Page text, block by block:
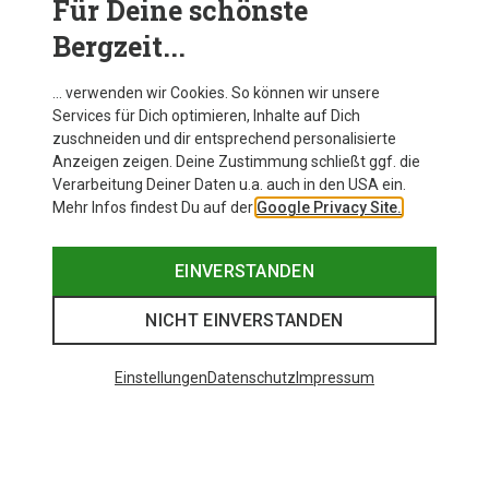
Zur Produktseite
Für Deine schönste
Bergzeit...
… verwenden wir Cookies. So können wir unsere
Services für Dich optimieren, Inhalte auf Dich
zuschneiden und dir entsprechend personalisierte
Anzeigen zeigen. Deine Zustimmung schließt ggf. die
Verarbeitung Deiner Daten u.a. auch in den USA ein.
Mehr Infos findest Du auf der Google Privacy Site.
EINVERSTANDEN
NICHT EINVERSTANDEN
EinstellungenDatenschutz Impressum